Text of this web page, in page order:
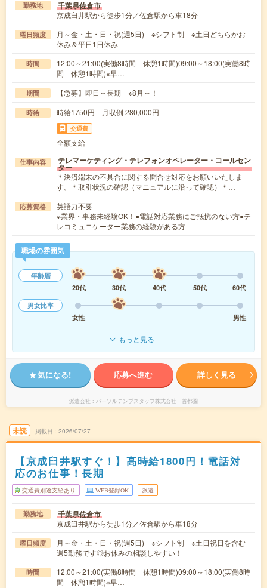
勤務地 千葉県佐倉市
京成臼井駅から徒歩1分／佐倉駅から車18分
曜日頻度
月～金・土・日・祝(週5日) ※シフト制 ※土日どちらかお
休み＆平日1日休み
時間
12:00～21:00(実働8時間 休憩1時間)09:00～18:00(実働8時
間 休憩1時間)※早…
期間 【急募】即日～長期 ※8月～！
時給 時給1750円 月収例 280,000円
交通費
全額支給
仕事内容 テレマーケティング・テレフォンオペレーター・コールセン
ター
＊決済端末の不具合に関する問合せ対応をお願いいたしま
す。＊取引状況の確認（マニュアルに沿って確認）＊…
応募資格
英語力不要
※業界・事務未経験OK！●電話対応業務にご抵抗のない方●テ
レコミュニケーター業務の経験がある方
職場の雰囲気
年齢層
20代
30代 40代 50代
60代
男女比率
女性
男性
もっと見る
気になる! 応募へ進む 詳しく見る
派遣会社 パーソルテンプスタッフ株式会社 首都圏
未読 掲載日 2026/07/27
【京成臼井駅すぐ！】高時給1800円！電話対
応のお仕事！長期
交通費別途支給あり WEB登録OK 派遣
勤務地 千葉県佐倉市
京成臼井駅から徒歩1分／佐倉駅から車18分
曜日頻度
月～金・土・日・祝(週5日) ※シフト制 ※土日祝日を含む
週5勤務です◎お休みの相談しやすい！
時間
12:00～21:00(実働8時間 休憩1時間)09:00～18:00(実働8時
間 休憩1時間)※早…